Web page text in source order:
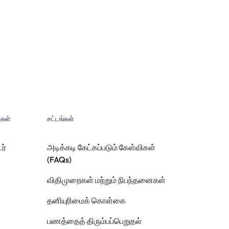
சட்டங்கள்
அடிக்கடி கேட்கப்படும் கேள்விகள்
(FAQs)
விதிமுறைகள் மற்றும் நிபந்தனைகள்
தனியுரிமைக் கொள்கை
பணத்தைத் திரும்பப்பெறுதல்